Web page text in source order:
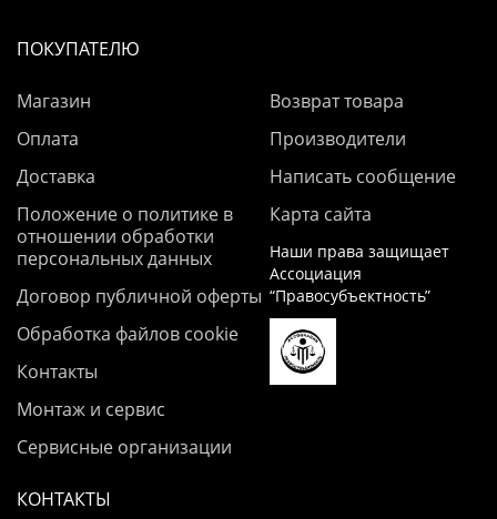
ПОКУПАТЕЛЮ
Магазин
Оплата
Доставка
Положение о политике в
отношении обработки
персональных данных
Договор публичной оферты
Обработка файлов cookie
Контакты
Монтаж и сервис
Сервисные организации
Возврат товара
Производители
Написать сообщение
Карта сайта
Наши права защищает
Ассоциация
“Правосубъектность”
КОНТАКТЫ